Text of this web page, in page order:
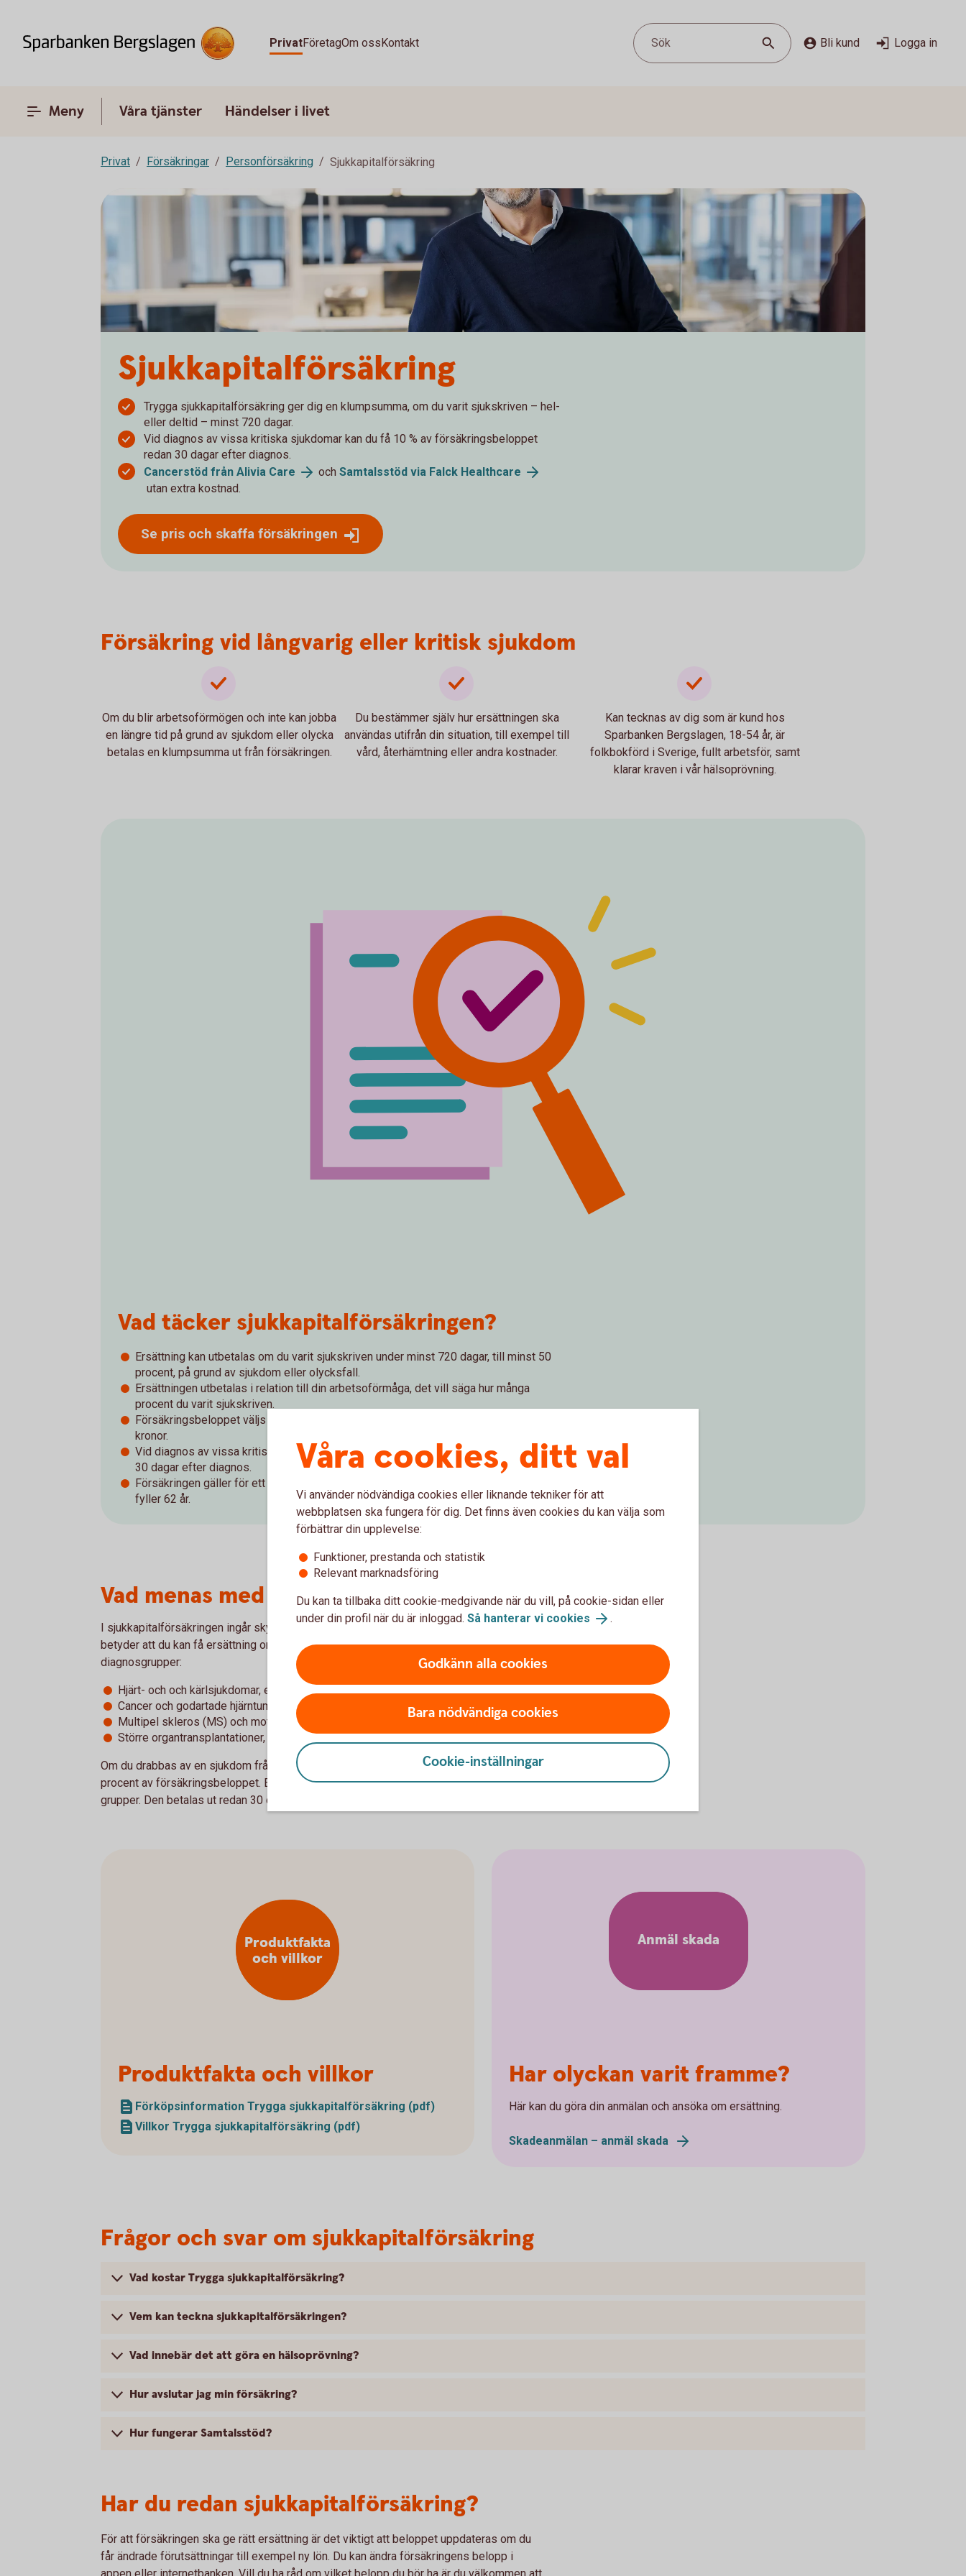
PrivatFöretagOm ossKontakt Sök Bli kund Logga in
Meny Våra tjänster Händelser i livet
Privat Försäkringar Personförsäkring Sjukkapitalförsäkring
Sjukkapital­försäkring
Trygga sjukkapitalförsäkring ger dig en klumpsumma, om du varit sjukskriven – hel-
eller deltid – minst 720 dagar.
Vid diagnos av vissa kritiska sjukdomar kan du få 10 % av försäkringsbeloppet
redan 30 dagar efter diagnos.
Cancerstöd från Alivia Care
och Samtalsstöd via Falck Healthcare
utan extra kostnad.
Se pris och skaffa försäkringen
Försäkring vid långvarig eller kritisk sjukdom
Om du blir arbetsoförmögen och inte kan jobba
en längre tid på grund av sjukdom eller olycka
betalas en klumpsumma ut från försäkringen.
Du bestämmer själv hur ersättningen ska
användas utifrån din situation, till exempel till
vård, återhämtning eller andra kostnader.
Kan tecknas av dig som är kund hos
Sparbanken Bergslagen, 18-54 år, är
folkbokförd i Sverige, fullt arbetsför, samt
klarar kraven i vår hälsoprövning.
Vad täcker sjukkapitalförsäkringen?
Ersättning kan utbetalas om du varit sjukskriven under minst 720 dagar, till minst 50
procent, på grund av sjukdom eller olycksfall.
Ersättningen utbetalas i relation till din arbetsoförmåga, det vill säga hur många
procent du varit sjukskriven.
Försäkringsbeloppet väljs av dig vid tecknandet och kan vara 300 000-2 500 000
kronor.
Vid diagnos av vissa kritiska sjukdomar kan du få 10 % av försäkringsbeloppet redan
30 dagar efter diagnos.
Försäkringen gäller för ett år i taget – dock längst till och med månaden innan du
fyller 62 år.
Vad menas med kritisk sjukdom?
I sjukkapitalförsäkringen ingår skydd om du skulle drabbas av en kritisk sjukdom. Det
betyder att du kan få ersättning om du skulle råka ut för någon av följande
diagnosgrupper:
Hjärt- och och kärlsjukdomar, exempelvis stroke, hjärtinfarkt, aortaoperation
Cancer och godartade hjärntumörer, exempelvis malign tumör, lymfom
Multipel skleros (MS) och motorneuronsjukdomar, exempelvis MS och ALS
Större organtransplantationer, exempelvis av lever, njure eller lungor.
Om du drabbas av en sjukdom från någon av grupperna kan du få en ersättning på 10
procent av försäkringsbeloppet. Ersättningen kan max ges vid två tillfällen, från två olika
grupper. Den betalas ut redan 30 dagar efter att diagnosen ställts.
Produktfakta och villkor
Förköpsinformation Trygga sjukkapital­försäkring (pdf)
Villkor Trygga sjukkapital­försäkring (pdf)
Produktfakta
och villkor
Anmäl skada
Har olyckan varit framme?
Här kan du göra din anmälan och ansöka om ersättning.
Skadeanmälan – anmäl skada
Frågor och svar om sjukkapitalförsäkring
Vad kostar Trygga sjukkapitalförsäkring?
Vem kan teckna sjukkapitalförsäkringen?
Vad innebär det att göra en hälsoprövning?
Hur avslutar jag min försäkring?
Hur fungerar Samtalsstöd?
Har du redan sjukkapitalförsäkring?
För att försäkringen ska ge rätt ersättning är det viktigt att beloppet uppdateras om du
får ändrade förutsättningar till exempel ny lön. Du kan ändra försäkringens belopp i
appen eller internetbanken. Vill du ha råd om vilket belopp du bör ha är du välkommen att
Våra cookies, ditt val
Vi använder nödvändiga cookies eller liknande tekniker för att
webbplatsen ska fungera för dig. Det finns även cookies du kan välja som
förbättrar din upplevelse:
Funktioner, prestanda och statistik
Relevant marknadsföring
Du kan ta tillbaka ditt cookie-medgivande när du vill, på cookie-sidan eller
under din profil när du är inloggad. Så hanterar vi cookies .
Godkänn alla cookies
Bara nödvändiga cookies
Cookie-inställningar